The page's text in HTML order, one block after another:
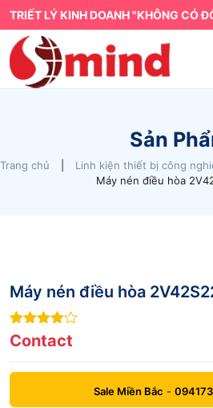
TRIẾT LÝ KINH DOANH "KHÔNG CÓ
Sản
Trang chủ Linh kiện thiết bị công
Máy nén điều hòa
Máy nén điều hòa
4out of
5
Contact
Sale Miền Bắc -